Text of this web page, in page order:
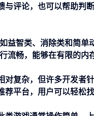
评论，也可以帮助判
益智类、消除类和简单
流畅，能够在有限的内
复杂，但许多开发者
平台，用户可以轻松